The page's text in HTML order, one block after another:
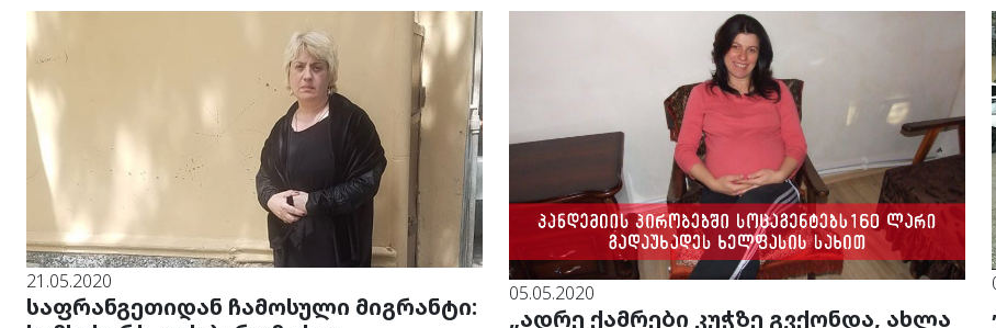
21.05.2020
საფრანგეთიდან ჩამოსული მიგრანტი:
05.05.2020
„ადრე ქამრები კუჭზე გვქონდა, ახლა